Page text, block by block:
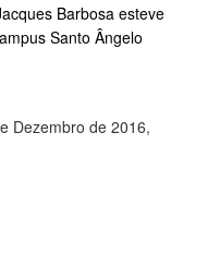
Barbosa esteve
Santo Ângelo
Dezembro de 2016,